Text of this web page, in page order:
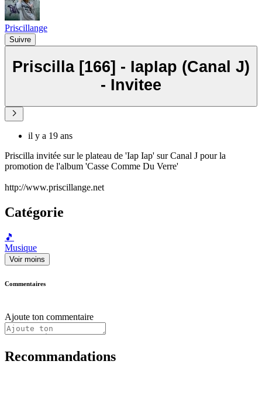
Priscillange
Suivre
Priscilla [166] - IapIap (Canal J)
- Invitee
il y a 19 ans
Priscilla invitée sur le plateau de 'Iap Iap' sur Canal J pour la
promotion de l'album 'Casse Comme Du Verre'
http://www.priscillange.net
Catégorie
🎵
Musique
Voir moins
Commentaires
Ajoute ton commentaire
Recommandations